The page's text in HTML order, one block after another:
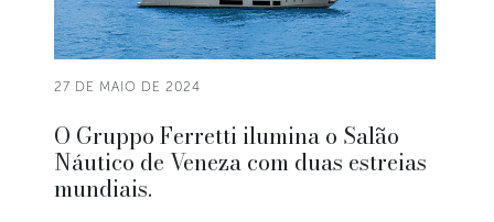
27 DE MAIO DE 2024
O Gruppo Ferretti ilumina o Salão
Náutico de Veneza com duas estreias
mundiais.